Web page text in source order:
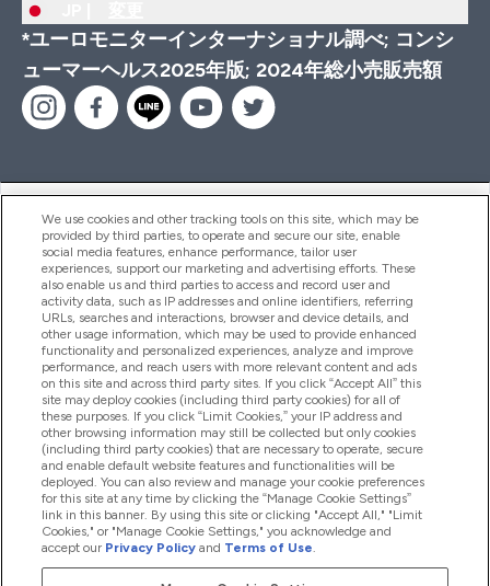
*ユーロモニターインターナショナル調べ; コンシ
ューマーヘルス2025年版; 2024年総小売販売額
ヘルプ＆ガイド
商品について
会社概要
特典＆ポイント
2026 The Hut.com Ltd
We use cookies and other tracking tools on this site, which may be
provided by third parties, to operate and secure our site, enable
social media features, enhance performance, tailor user
experiences, support our marketing and advertising efforts. These
also enable us and third parties to access and record user and
activity data, such as IP addresses and online identifiers, referring
URLs, searches and interactions, browser and device details, and
other usage information, which may be used to provide enhanced
functionality and personalized experiences, analyze and improve
performance, and reach users with more relevant content and ads
on this site and across third party sites. If you click “Accept All” this
site may deploy cookies (including third party cookies) for all of
these purposes. If you click “Limit Cookies,” your IP address and
other browsing information may still be collected but only cookies
(including third party cookies) that are necessary to operate, secure
and enable default website features and functionalities will be
deployed. You can also review and manage your cookie preferences
for this site at any time by clicking the “Manage Cookie Settings”
link in this banner. By using this site or clicking "Accept All," "Limit
Cookies," or "Manage Cookie Settings," you acknowledge and
accept our Privacy Policy and Terms of Use.